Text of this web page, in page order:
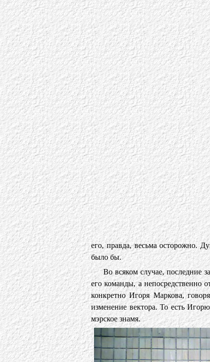
его, правда, весьма осторожно.
было бы.
Во всяком случае, последние
его команды, а непосредственно
конкретно Игоря Маркова,
изменение вектора. То есть
мэрское знамя.